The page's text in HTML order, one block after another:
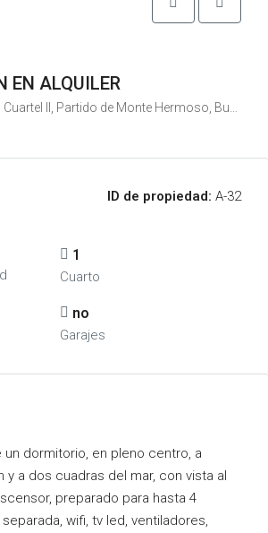
EN ALQUILER
II, Partido de Monte Hermoso, Buenos Aires, Argentina
ID de propiedad: A-32
1
Cuarto
no
Garajes
dormitorio, en pleno centro, a
y a dos cuadras del mar, con vista al
preparado para hasta 4
wifi, tv led, ventiladores,